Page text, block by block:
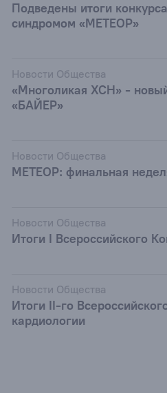
Подведены итоги
синдромом «МЕТЕОР»
Новости Общества
«Многоликая ХСН» -
«БАЙЕР»
Новости Общества
МЕТЕОР: финальная
Новости Общества
Итоги I Всероссийского
Новости Общества
Итоги II-го
кардиологии